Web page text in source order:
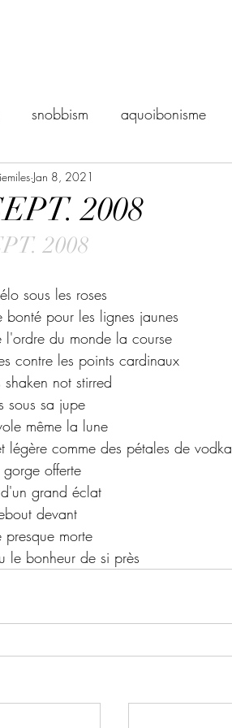
snobbism aquoibonisme
world orient express
Sevilla death
lectures readings
2008
Jan 8, 2021
2008
sous les roses
bonté pour les lignes jaunes
l'ordre du monde la course
contre les points cardinaux
shaken not stirred
sous sa jupe
même la lune
légère comme des pétales de vodka
offerte
grand éclat
devant
presque morte
le bonheur de si près